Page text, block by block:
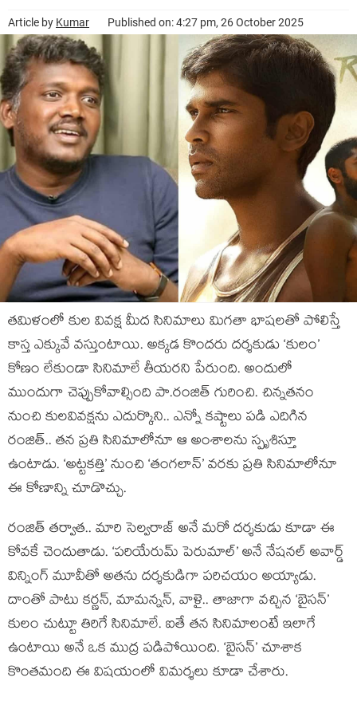
Article by Kumar Published on: 4:27 pm, 26 October 2025
తమిళంలో కుల వివక్ష మీద సినిమాలు మిగతా భాషలతో పోలిస్తే
కాస్త ఎక్కువే వస్తుంటాయి. అక్కడ కొందరు దర్శకుడు ‘కులం’
కోణం లేకుండా సినిమాలే తీయరని పేరుంది. అందులో
ముందుగా చెప్పుకోవాల్సింది పా.రంజిత్ గురించి. చిన్నతనం
నుంచి కులవివక్షను ఎదుర్కొని.. ఎన్నో కష్టాలు పడి ఎదిగిన
రంజిత్.. తన ప్రతి సినిమాలోనూ ఆ అంశాలను స్పృశిస్తూ
ఉంటాడు. ‘అట్టకత్తి’ నుంచి ‘తంగలాన్’ వరకు ప్రతి సినిమాలోనూ
ఈ కోణాన్ని చూడొచ్చు.
రంజిత్ తర్వాత.. మారి సెల్వరాజ్ అనే మరో దర్శకుడు కూడా ఈ
కోవకే చెందుతాడు. ‘పరియేరుమ్ పెరుమాల్’ అనే నేషనల్ అవార్డ్
విన్నింగ్ మూవీతో అతను దర్శకుడిగా పరిచయం అయ్యాడు.
దాంతో పాటు కర్ణన్, మామన్నన్, వాళై.. తాజాగా వచ్చిన ‘బైసన్’
కులం చుట్టూ తిరిగే సినిమాలే. ఐతే తన సినిమాలంటే ఇలాగే
ఉంటాయి అనే ఒక ముద్ర పడిపోయింది. ‘బైసన్’ చూశాక
కొంతమంది ఈ విషయంలో విమర్శలు కూడా చేశారు.